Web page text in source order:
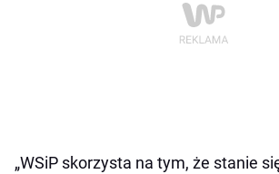
„WSiP skorzysta na tym, że stanie